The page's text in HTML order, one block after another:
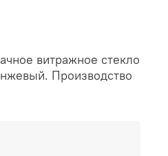
витражное стекло
Производство